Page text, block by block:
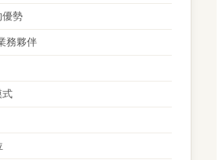
優勢
務夥伴
式